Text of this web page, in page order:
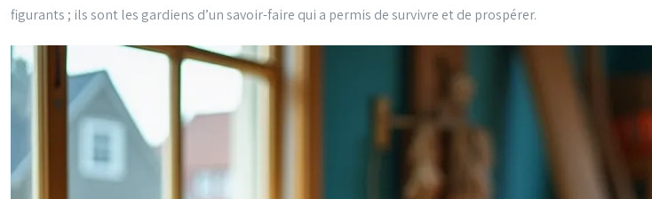
figurants ; ils sont les gardiens d’un savoir-faire qui a permis de survivre et de prospérer.